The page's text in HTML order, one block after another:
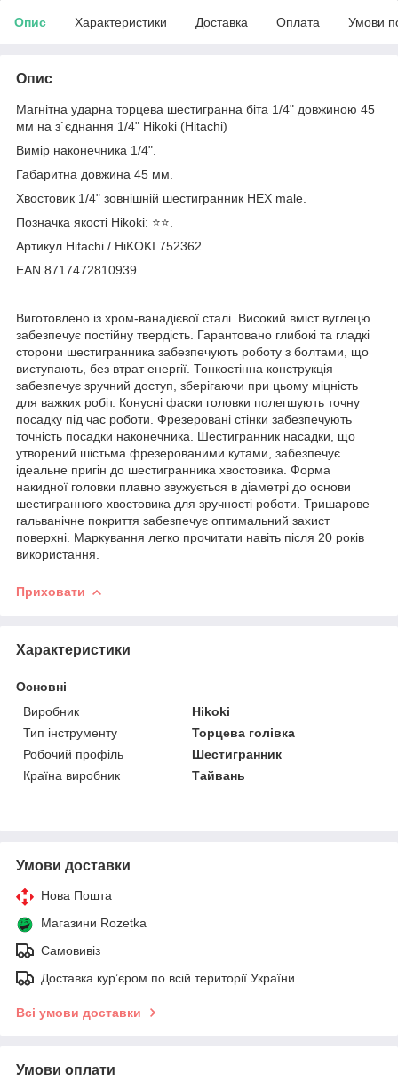
Опис Характеристики Доставка Оплата Умови
Опис
Магнітна ударна торцева шестигранна біта 1/4" довжиною 45
мм на з`єднання 1/4" Hikoki (Hitachi)
Вимір наконечника 1/4".
Габаритна довжина 45 мм.
Хвостовик 1/4" зовнішній шестигранник HEX male.
Позначка якості Hikoki: ⭐️⭐️.
Артикул Hitachi / HiKOKI 752362.
EAN 8717472810939.
Виготовлено із хром-ванадієвої сталі. Високий вміст вуглецю
забезпечує постійну твердість. Гарантовано глибокі та гладкі
сторони шестигранника забезпечують роботу з болтами, що
виступають, без втрат енергії. Тонкостінна конструкція
забезпечує зручний доступ, зберігаючи при цьому міцність
для важких робіт. Конусні фаски головки полегшують точну
посадку під час роботи. Фрезеровані стінки забезпечують
точність посадки наконечника. Шестигранник насадки, що
утворений шістьма фрезерованими кутами, забезпечує
ідеальне пригін до шестигранника хвостовика. Форма
накидної головки плавно звужується в діаметрі до основи
шестигранного хвостовика для зручності роботи. Тришарове
гальванічне покриття забезпечує оптимальний захист
поверхні. Маркування легко прочитати навіть після 20 років
використання.
Приховати
Характеристики
Основні
Виробник
Hikoki
Тип інструменту
Торцева голівка
Робочий профіль
Шестигранник
Країна виробник
Тайвань
Умови доставки
Нова Пошта
Магазини Rozetka
Самовивіз
Доставка кур’єром по всій території України
Всі умови доставки
Умови оплати